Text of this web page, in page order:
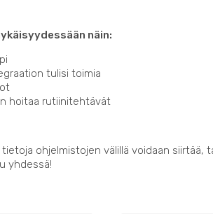
näin:
tulisi toimia
hoitaa rutiinitehtävät
ohjelmistojen välillä voidaan siirtää,
yhdessä!